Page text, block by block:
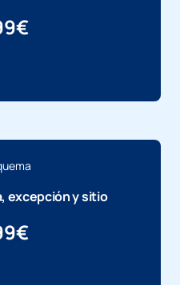
€
excepción y sitio
€